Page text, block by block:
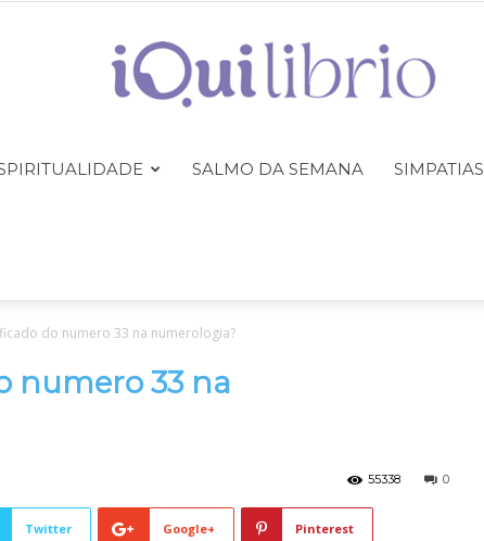
iQuilibrio
SALMO DA SEMANA SIMPATIAS
do numero 33 na numerologia?
numero 33 na
0
55338
Twitter Google+ Pinterest